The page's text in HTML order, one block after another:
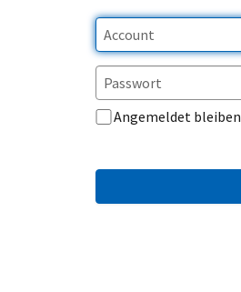
Angemeldet bleiben